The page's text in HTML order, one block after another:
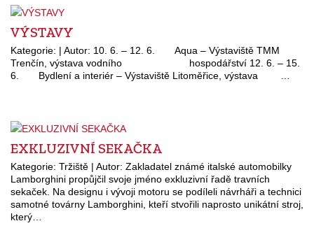
VÝSTAVY
Kategorie: | Autor: 10. 6. – 12. 6. Aqua – Výstaviště TMM
Trenčín, výstava vodního hospodářství 12. 6. – 15.
6. Bydlení a interiér – Výstaviště Litoměřice, výstava …
EXKLUZIVNÍ SEKAČKA
Kategorie: Tržiště | Autor: Zakladatel známé italské automobilky
Lamborghini propůjčil svoje jméno exkluzivní řadě travních
sekaček. Na designu i vývoji motoru se podíleli návrháři a technici
samotné továrny Lamborghini, kteří stvořili naprosto unikátní stroj,
který…